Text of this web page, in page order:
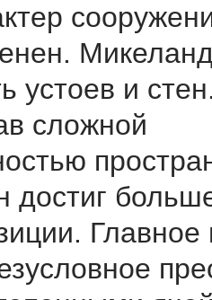
устоев и
сложной
достиг
Главное